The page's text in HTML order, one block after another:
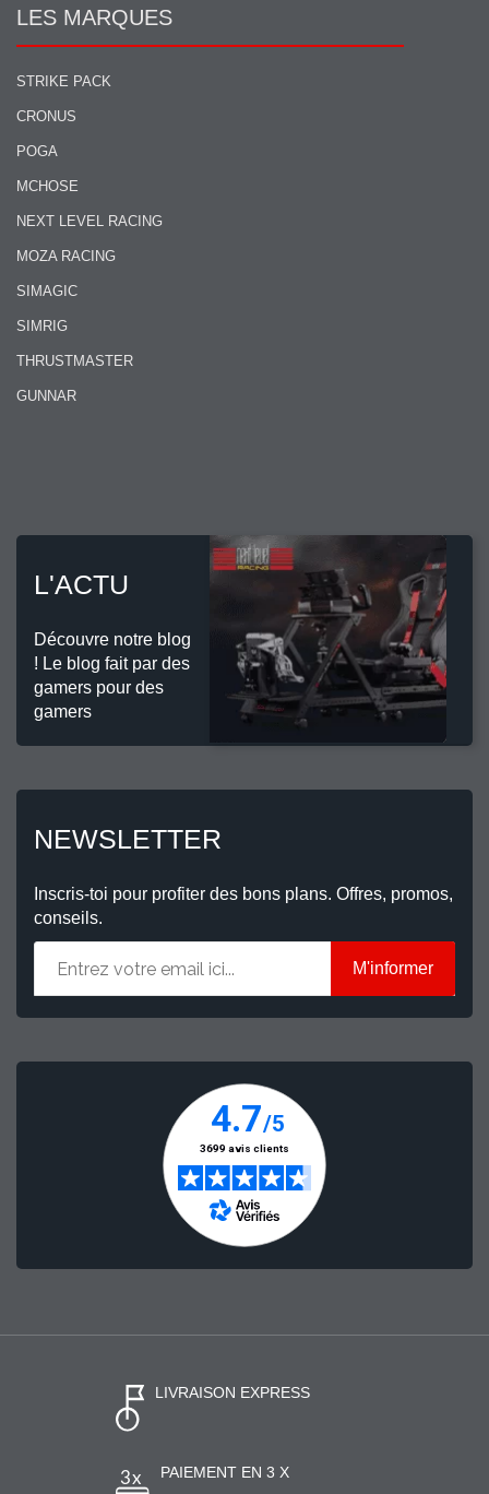
LES MARQUES
STRIKE PACK
CRONUS
POGA
MCHOSE
NEXT LEVEL RACING
MOZA RACING
SIMAGIC
SIMRIG
THRUSTMASTER
GUNNAR
L'ACTU
Découvre notre blog
! Le blog fait par des
gamers pour des
gamers
NEWSLETTER
Inscris-toi pour profiter des bons plans. Offres, promos,
conseils.
M'informer
LIVRAISON EXPRESS
PAIEMENT EN 3 X